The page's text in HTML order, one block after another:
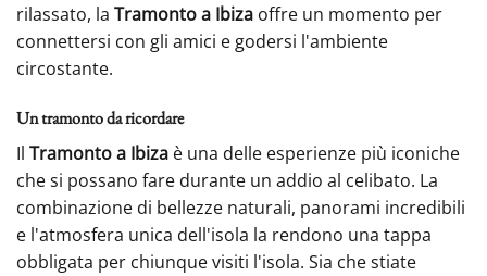
rilassato, la Tramonto a Ibiza offre un momento per
connettersi con gli amici e godersi l'ambiente
circostante.
Un tramonto da ricordare
Il Tramonto a Ibiza è una delle esperienze più iconiche
che si possano fare durante un addio al celibato. La
combinazione di bellezze naturali, panorami incredibili
e l'atmosfera unica dell'isola la rendono una tappa
obbligata per chiunque visiti l'isola. Sia che stiate